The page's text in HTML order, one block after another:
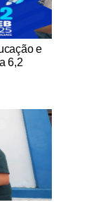
e
6,2